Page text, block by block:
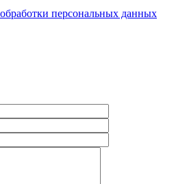
персональных данных